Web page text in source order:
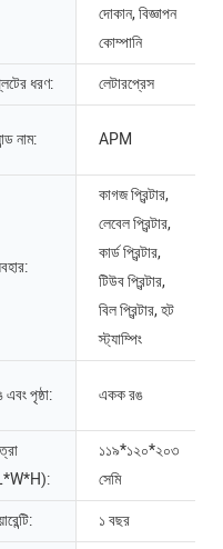
দোকান, বিজ্ঞাপন
কোম্পানি
ধরণ: লেটারপ্রেস
নাম: APM
কাগজ প্রিন্টার,
লেবেল প্রিন্টার,
কার্ড প্রিন্টার,
টিউব প্রিন্টার,
বিল প্রিন্টার, হট
স্ট্যাম্পিং
এবং পৃষ্ঠা: একক রঙ
১১৯*১২০*২০৩
সেমি
১ বছর